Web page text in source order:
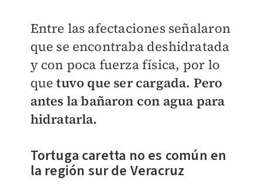
Entre las afectaciones señalaron
que se encontraba deshidratada
y con poca fuerza física, por lo
que tuvo que ser cargada. Pero
antes la bañaron con agua para
hidratarla.
Tortuga caretta no es común en
la región sur de Veracruz